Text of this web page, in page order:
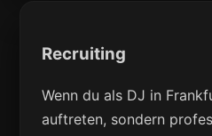
Recruiting
Wenn du als DJ in
auftreten, sondern